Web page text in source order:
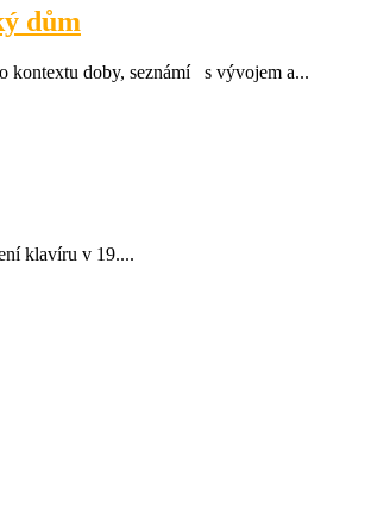
dům
kontextu doby, seznámí s vývojem a...
klavíru v 19....